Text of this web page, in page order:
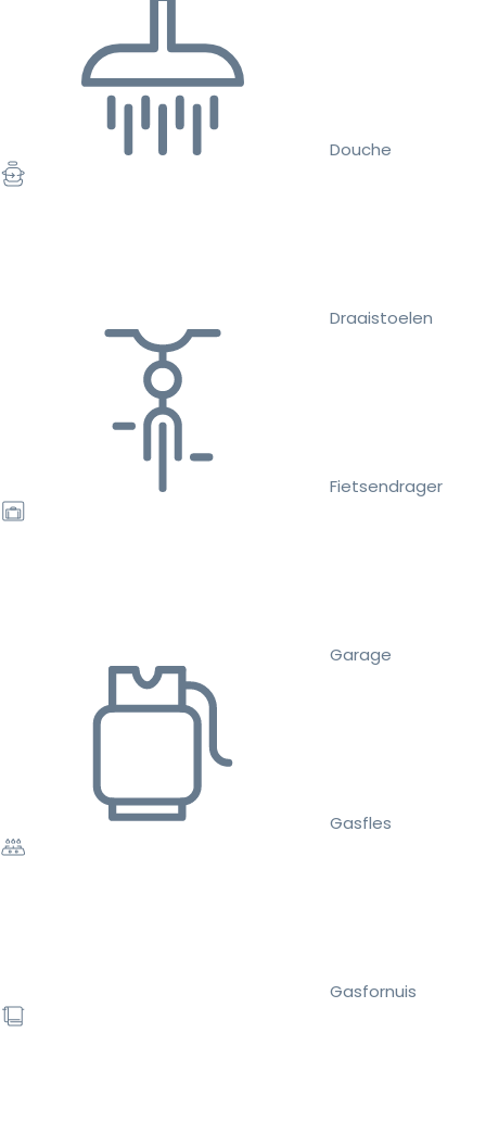
Douche
Draaistoelen
Fietsendrager
Garage
Gasfles
Gasfornuis